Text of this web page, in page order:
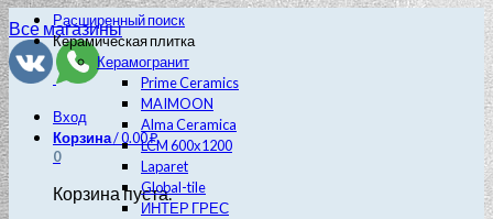
Все магазины
Вход
Корзина/0.00₽
0
Корзина пуста.
Расширенный поиск
Керамическая плитка
Керамогранит
Prime Ceramics
MAIMOON
Alma Ceramica
LCM 600х1200
Laparet
Global-tile
ИНТЕР ГРЕС